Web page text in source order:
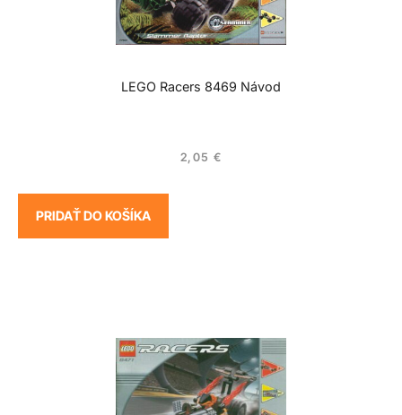
LEGO Racers 8469 Návod
2,05 €
PRIDAŤ DO KOŠÍKA